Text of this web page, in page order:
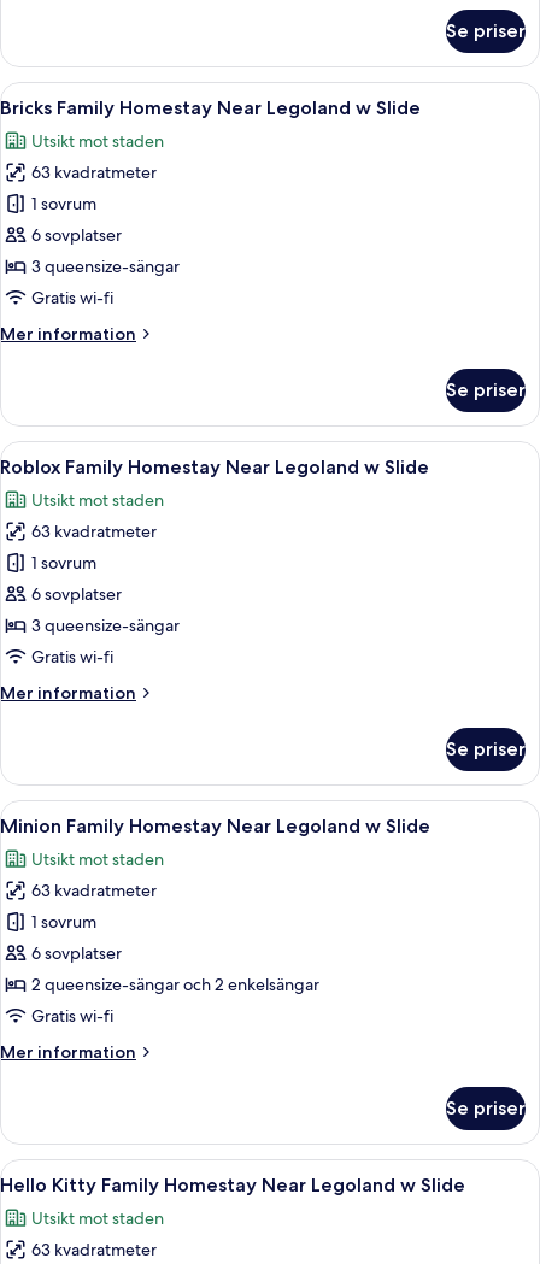
Patrol
Family
Homestay
Legoland
w
Slide
Se priser
Öppna
alla
foton
för
Bricks
Family
Homestay
Near
w
Ett rum med en vägg full av LEGO-
17
Bricks Family Homestay Near Legoland w Slide
Utsikt mot staden
63 kvadratmeter
1 sovrum
6 sovplatser
3 queensize-sängar
Gratis wi-fi
Mer information
Mer
Family
Homestay
Near
w
Slide
Se priser
Öppna
alla
foton
för
Roblox
Family
Homestay
Near
w
En modern inredning med en blå
10
Roblox Family Homestay Near Legoland w Slide
Utsikt mot staden
63 kvadratmeter
1 sovrum
6 sovplatser
3 queensize-sängar
Gratis wi-fi
Mer information
Mer
Family
Homestay
Near
w
Slide
Se priser
Öppna
alla
foton
för
Minion
Family
Homestay
Near
w
En lekplats med en rutschkana, en
11
Minion Family Homestay Near Legoland w Slide
Utsikt mot staden
63 kvadratmeter
1 sovrum
6 sovplatser
2 queensize-sängar och 2 enkelsängar
Gratis wi-fi
Mer information
Mer
Family
Homestay
Near
w
Slide
Se priser
Öppna
alla
foton
för
Hello Kitty Family Homestay Near
7
Hello Kitty Family Homestay Near Legoland w Slide
Utsikt mot staden
63 kvadratmeter